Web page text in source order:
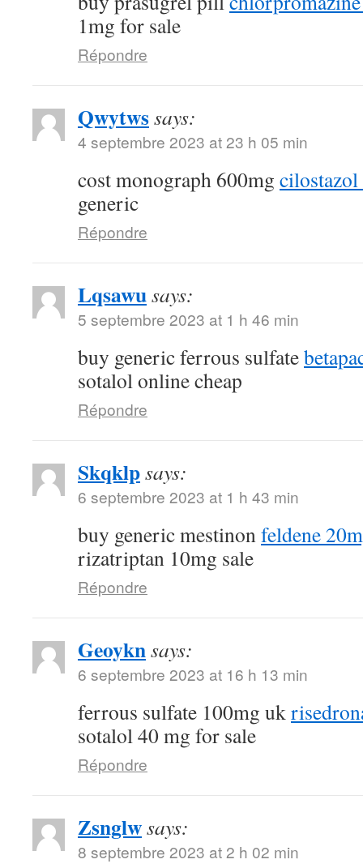
1mg for sale
Répondre
Qwytwssays:
4 septembre 2023 at 23 h 05 min
cost monograph 600mg cilostazol
generic
Répondre
Lqsawusays:
5 septembre 2023 at 1 h 46 min
buy generic ferrous sulfate
sotalol online cheap
Répondre
Skqklpsays:
6 septembre 2023 at 1 h 43 min
buy generic mestinonfeldene
rizatriptan 10mg sale
Répondre
Geoyknsays:
6 septembre 2023 at 16 h 13 min
ferrous sulfate 100mg uk
sotalol 40 mg for sale
Répondre
Zsnglwsays:
8 septembre 2023 at 2 h 02 min